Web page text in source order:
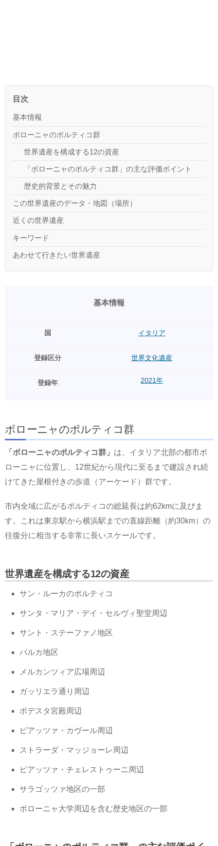
目次
基本情報
ボローニャのポルティコ群
世界遺産を構成する12の資産
「ボローニャのポルティコ群」の主な評価ポイント
歴史的背景とその魅力
この世界遺産のデータ・地図（場所）
近くの世界遺産
キーワード
あわせて行きたい世界遺産
基本情報
国 イタリア
登録区分 世界文化遺産
登録年 2021年
ボローニャのポルティコ群
「ボローニャのポルティコ群」 は、イタリア北部の都市ボ
ローニャに位置し、12世紀から現代に至るまで建設され続
けてきた屋根付きの歩道（アーケード）群です。
市内全域に広がるポルティコの総延長は約62kmに及びま
す。これは東京駅から横浜駅までの直線距離（約30km）の
往復分に相当する非常に長いスケールです。
世界遺産を構成する12の資産
サン・ルーカのポルティコ
サンタ・マリア・デイ・セルヴィ聖堂周辺
サント・ステーファノ地区
バルカ地区
メルカンツィア広場周辺
ガッリエラ通り周辺
ポデスタ宮殿周辺
ピアッツァ・カヴール周辺
ストラーダ・マッジョーレ周辺
ピアッツァ・チェレストゥーニ周辺
サラゴッツァ地区の一部
ボローニャ大学周辺を含む歴史地区の一部